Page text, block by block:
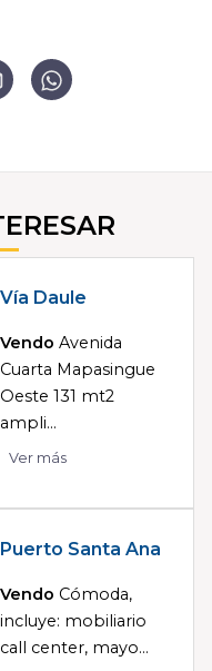
Vía Daule
Vendo Avenida
Cuarta Mapasingue
Oeste 131 mt2
ampli...
Ver más
Puerto Santa Ana
Vendo Cómoda,
incluye: mobiliario
call center, mayo...